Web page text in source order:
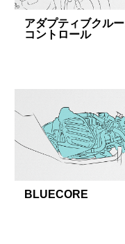
アダプティブクル
コントロール
BLUECORE